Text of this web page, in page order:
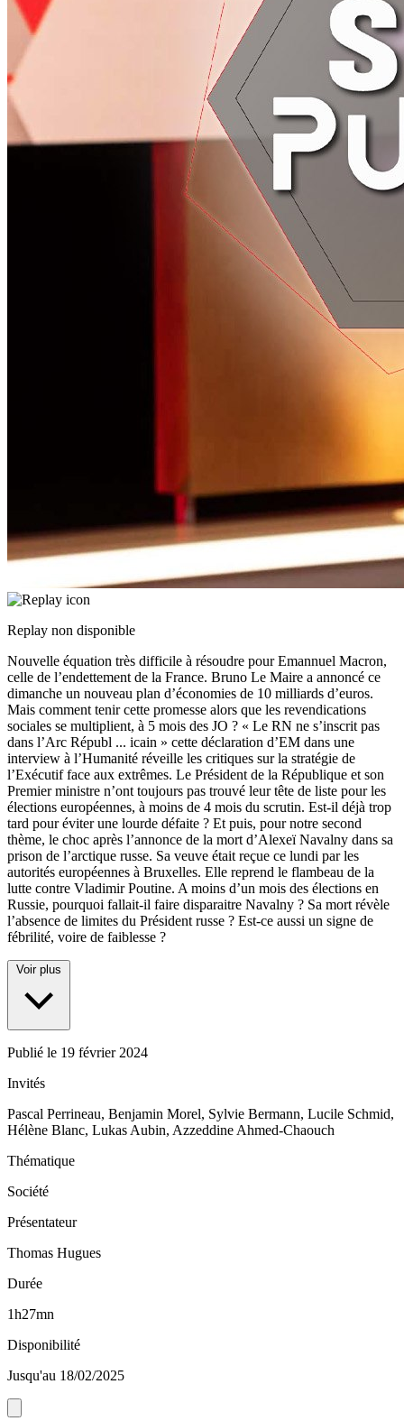
Replay non disponible
Nouvelle équation très difficile à résoudre pour Emannuel Macron,
celle de l’endettement de la France. Bruno Le Maire a annoncé ce
dimanche un nouveau plan d’économies de 10 milliards d’euros.
Mais comment tenir cette promesse alors que les revendications
sociales se multiplient, à 5 mois des JO ? « Le RN ne s’inscrit pas
dans l’Arc Républ ... icain » cette déclaration d’EM dans une
interview à l’Humanité réveille les critiques sur la stratégie de
l’Exécutif face aux extrêmes. Le Président de la République et son
Premier ministre n’ont toujours pas trouvé leur tête de liste pour les
élections européennes, à moins de 4 mois du scrutin. Est-il déjà trop
tard pour éviter une lourde défaite ? Et puis, pour notre second
thème, le choc après l’annonce de la mort d’Alexeï Navalny dans sa
prison de l’arctique russe. Sa veuve était reçue ce lundi par les
autorités européennes à Bruxelles. Elle reprend le flambeau de la
lutte contre Vladimir Poutine. A moins d’un mois des élections en
Russie, pourquoi fallait-il faire disparaitre Navalny ? Sa mort révèle
l’absence de limites du Président russe ? Est-ce aussi un signe de
fébrilité, voire de faiblesse ?
Voir plus
Publié le 19 février 2024
Invités
Pascal Perrineau, Benjamin Morel, Sylvie Bermann, Lucile Schmid,
Hélène Blanc, Lukas Aubin, Azzeddine Ahmed-Chaouch
Thématique
Société
Présentateur
Thomas Hugues
Durée
1h27mn
Disponibilité
Jusqu'au 18/02/2025